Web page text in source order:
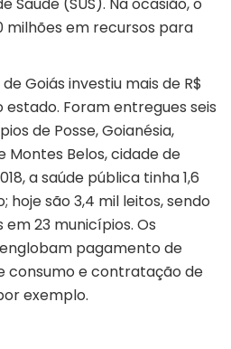
Saúde (SUS). Na ocasião, o
milhões em recursos para
Goiás investiu mais de R$
estado. Foram entregues seis
de Posse, Goianésia,
Montes Belos, cidade de
a saúde pública tinha 1,6
hoje são 3,4 mil leitos, sendo
em 23 municípios. Os
pagamento de
consumo e contratação de
exemplo.